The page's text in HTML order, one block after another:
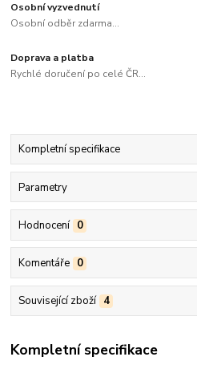
Osobní vyzvednutí
Osobní odběr zdarma...
Doprava a platba
Rychlé doručení po celé ČR...
Kompletní specifikace
Parametry
Hodnocení 0
Komentáře 0
Související zboží 4
Kompletní specifikace